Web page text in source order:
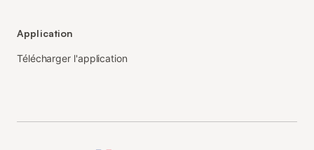
Application
Télécharger l'application